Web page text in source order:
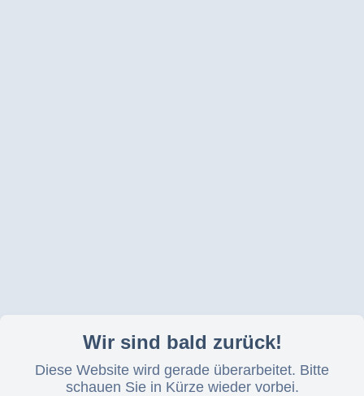
Wir sind bald zurück!
Diese Website wird gerade überarbeitet. Bitte
schauen Sie in Kürze wieder vorbei.